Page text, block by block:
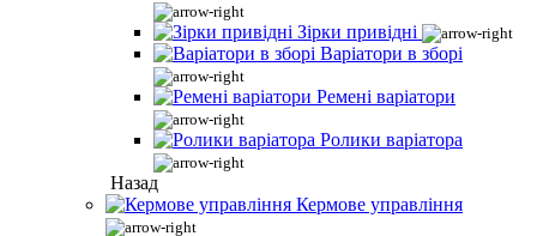
Зірки привідні
Варіатори в зборі
Ремені варіатори
Ролики варіатора
Назад
Кермове управління